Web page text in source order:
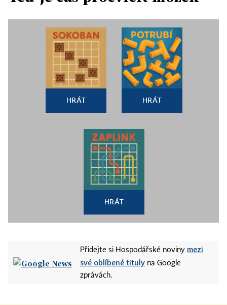
HRÁT HRÁT
HRÁT
Přidejte si Hospodářské noviny mezi
své oblíbené tituly na Google
zprávách.